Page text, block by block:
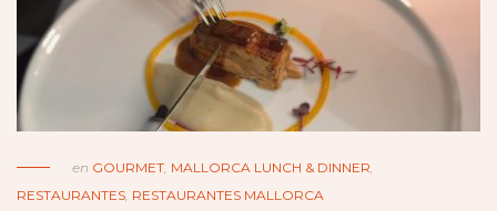
en GOURMET MALLORCA LUNCH & DINNER
RESTAURANTES RESTAURANTES MALLORCA